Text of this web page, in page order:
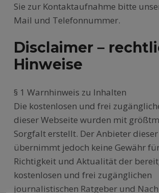
Sie zur Kontaktaufnahme bitte
Mail und Telefonnummer.
Disclaimer –
Hinweise
§ 1 Warnhinweis zu Inhalten
Die kostenlosen und frei
dieser Webseite wurden mit
Sorgfalt erstellt. Der Anbieter
übernimmt jedoch keine Gewähr
Richtigkeit und Aktualität der
kostenlosen und frei zugänglichen
journalistischen Ratgeber und